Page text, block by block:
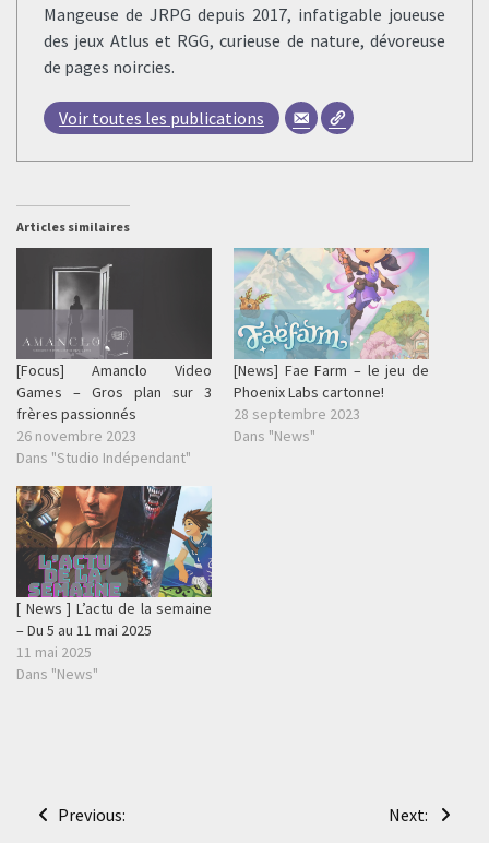
Mangeuse de JRPG depuis 2017, infatigable joueuse
des jeux Atlus et RGG, curieuse de nature, dévoreuse
de pages noircies.
Voir toutes les publications
Articles similaires
[Focus] Amanclo Video
Games – Gros plan sur 3
frères passionnés
26 novembre 2023
Dans "Studio Indépendant"
[News] Fae Farm – le jeu de
Phoenix Labs cartonne!
28 septembre 2023
Dans "News"
[ News ] L’actu de la semaine
– Du 5 au 11 mai 2025
11 mai 2025
Dans "News"
Navigation
Previous: Next: